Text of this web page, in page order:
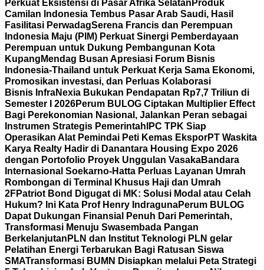
Perkuat Eksistensi di Pasar Afrika Selatan Produk
Camilan Indonesia Tembus Pasar Arab Saudi, Hasil
Fasilitasi PerwadagSerena Francis dan Perempuan
Indonesia Maju (PIM) Perkuat Sinergi Pemberdayaan
Perempuan untuk Dukung Pembangunan Kota
Kupang Mendag Busan Apresiasi Forum Bisnis
Indonesia-Thailand untuk Perkuat Kerja Sama Ekonomi,
Promosikan investasi, dan Perluas Kolaborasi
Bisnis InfraNexia Bukukan Pendapatan Rp7,7 Triliun di
Semester I 2026Perum BULOG Ciptakan Multiplier Effect
Bagi Perekonomian Nasional, Jalankan Peran sebagai
Instrumen Strategis Pemerintah IPC TPK Siap
Operasikan Alat Pemindai Peti Kemas EksporPT Waskita
Karya Realty Hadir di Danantara Housing Expo 2026
dengan Portofolio Proyek Unggulan VasakaBandara
Internasional Soekarno-Hatta Perluas Layanan Umrah
Rombongan di Terminal Khusus Haji dan Umrah
2FPatriot Bond Digugat di MK: Solusi Modal atau Celah
Hukum? Ini Kata Prof Henry IndragunaPerum BULOG
Dapat Dukungan Finansial Penuh Dari Pemerintah,
Transformasi Menuju Swasembada Pangan
Berkelanjutan PLN dan Institut Teknologi PLN gelar
Pelatihan Energi Terbarukan Bagi Ratusan Siswa
SMATransformasi BUMN Disiapkan melalui Peta Strategi